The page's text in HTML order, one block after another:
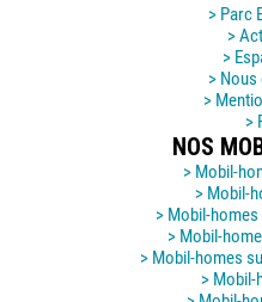
> Parc
>
>
>
>
>
NOS
> Mobil-
> Mobil-
> Mobil-
> Mobil-
> Mobil-homes
> Mobil-